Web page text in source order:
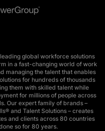
global workforce solutions
in a fast-changing world of work
managing the talent that enables
for hundreds of thousands
them with skilled talent while
for millions of people across
Our expert family of brands –
and Talent Solutions – creates
and clients across 80 countries
so for 80 years.